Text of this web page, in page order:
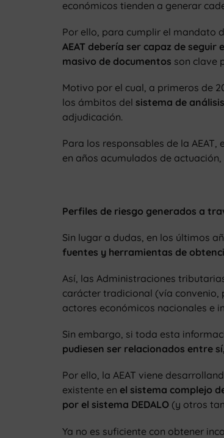
económicos tienden a generar
Por ello, para cumplir el mandato
AEAT debería ser capaz de
masivo de documentos son clave
Motivo por el cual, a primeros de
los ámbitos del sistema de
adjudicación.
Para los responsables de la
en años acumulados de actuación,
Perfiles de riesgo generados a
Sin lugar a dudas, en los últimos
fuentes y herramientas de
Así, las Administraciones
carácter tradicional (vía
actores económicos nacionales e
Sin embargo, si toda esta
pudiesen ser relacionados entre
Por ello, la AEAT viene
existente en el sistema complejo
por el sistema DEDALO (y otros
Ya no es suficiente con obtener